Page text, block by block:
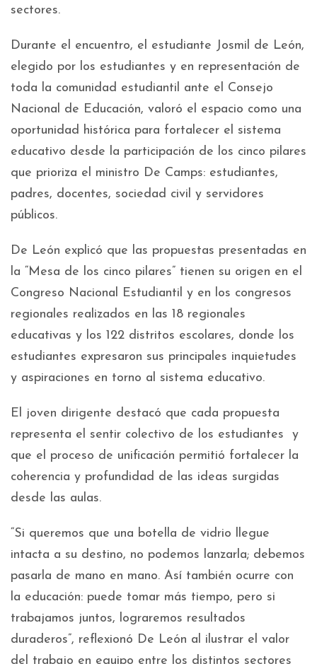
sectores.
Durante el encuentro, el estudiante Josmil de León,
elegido por los estudiantes y en representación de
toda la comunidad estudiantil ante el Consejo
Nacional de Educación, valoró el espacio como una
oportunidad histórica para fortalecer el sistema
educativo desde la participación de los cinco pilares
que prioriza el ministro De Camps: estudiantes,
padres, docentes, sociedad civil y servidores
públicos.
De León explicó que las propuestas presentadas en
la “Mesa de los cinco pilares” tienen su origen en el
Congreso Nacional Estudiantil y en los congresos
regionales realizados en las 18 regionales
educativas y los 122 distritos escolares, donde los
estudiantes expresaron sus principales inquietudes
y aspiraciones en torno al sistema educativo.
El joven dirigente destacó que cada propuesta
representa el sentir colectivo de los estudiantes y
que el proceso de unificación permitió fortalecer la
coherencia y profundidad de las ideas surgidas
desde las aulas.
“Si queremos que una botella de vidrio llegue
intacta a su destino, no podemos lanzarla; debemos
pasarla de mano en mano. Así también ocurre con
la educación: puede tomar más tiempo, pero si
trabajamos juntos, lograremos resultados
duraderos”, reflexionó De León al ilustrar el valor
del trabajo en equipo entre los distintos sectores